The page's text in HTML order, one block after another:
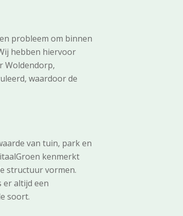
probleem om binnen
hebben hiervoor
Woldendorp,
waardoor de
van tuin, park en
kenmerkt
structuur vormen.
er altijd een
soort.